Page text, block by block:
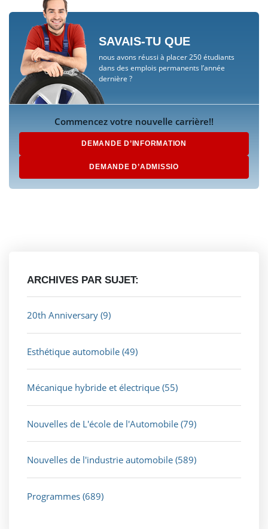
SAVAIS-TU QUE
nous avons réussi à placer 250 étudiants
dans des emplois permanents l’année
dernière ?
Commencez votre nouvelle carrière!!
DEMANDE D’INFORMATION
DEMANDE D’ADMISSIO
ARCHIVES PAR SUJET:
20th Anniversary (9)
Esthétique automobile (49)
Mécanique hybride et électrique (55)
Nouvelles de L'école de l'Automobile (79)
Nouvelles de l'industrie automobile (589)
Programmes (689)